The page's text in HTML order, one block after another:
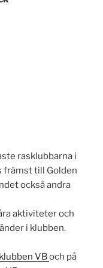
rasklubbarna i
främst till Golden
också andra
aktiviteter och
i klubben.
VBoch på